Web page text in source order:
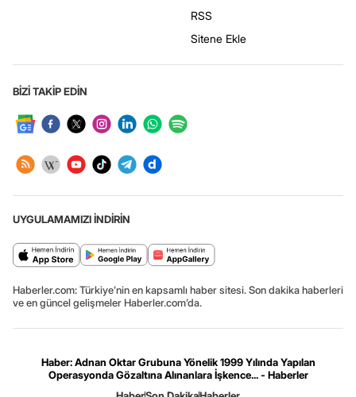
RSS
Sitene Ekle
BİZİ TAKİP EDİN
UYGULAMAMIZI İNDİRİN
Haberler.com: Türkiye’nin en kapsamlı haber sitesi. Son dakika haberleri
ve en güncel gelişmeler Haberler.com’da.
Haber: Adnan Oktar Grubuna Yönelik 1999 Yılında Yapılan
Operasyonda Gözaltına Alınanlara İşkence... - Haberler